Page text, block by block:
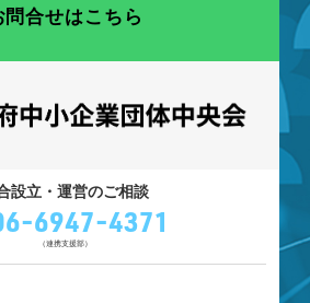
問合せはこちら
設立・運営のご相談
6947-4371
（連携支援部）